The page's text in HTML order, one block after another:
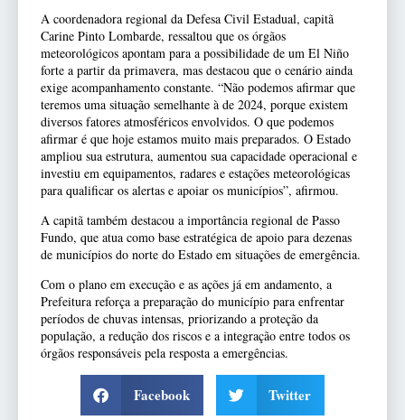
A coordenadora regional da Defesa Civil Estadual, capitã
Carine Pinto Lombarde, ressaltou que os órgãos
meteorológicos apontam para a possibilidade de um El Niño
forte a partir da primavera, mas destacou que o cenário ainda
exige acompanhamento constante. “Não podemos afirmar que
teremos uma situação semelhante à de 2024, porque existem
diversos fatores atmosféricos envolvidos. O que podemos
afirmar é que hoje estamos muito mais preparados. O Estado
ampliou sua estrutura, aumentou sua capacidade operacional e
investiu em equipamentos, radares e estações meteorológicas
para qualificar os alertas e apoiar os municípios”, afirmou.
A capitã também destacou a importância regional de Passo
Fundo, que atua como base estratégica de apoio para dezenas
de municípios do norte do Estado em situações de emergência.
Com o plano em execução e as ações já em andamento, a
Prefeitura reforça a preparação do município para enfrentar
períodos de chuvas intensas, priorizando a proteção da
população, a redução dos riscos e a integração entre todos os
órgãos responsáveis pela resposta a emergências.
Facebook Twitter